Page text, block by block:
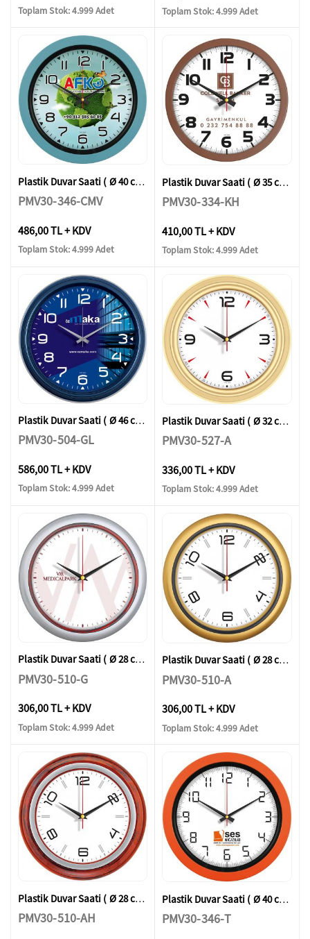
Toplam Stok: 4.999 Adet Toplam Stok: 4.999 Adet
Plastik Duvar Saati ( Ø 40 cm )
PMV30-346-CMV
486,00 TL + KDV
Toplam Stok: 4.999 Adet
Plastik Duvar Saati ( Ø 35 cm )
PMV30-334-KH
410,00 TL + KDV
Toplam Stok: 4.999 Adet
Plastik Duvar Saati ( Ø 46 cm )
PMV30-504-GL
586,00 TL + KDV
Toplam Stok: 4.999 Adet
Plastik Duvar Saati ( Ø 32 cm )
PMV30-527-A
336,00 TL + KDV
Toplam Stok: 4.999 Adet
Plastik Duvar Saati ( Ø 28 cm )
PMV30-510-G
306,00 TL + KDV
Toplam Stok: 4.999 Adet
Plastik Duvar Saati ( Ø 28 cm )
PMV30-510-A
306,00 TL + KDV
Toplam Stok: 4.999 Adet
Plastik Duvar Saati ( Ø 28 cm )
PMV30-510-AH
Plastik Duvar Saati ( Ø 40 cm )
PMV30-346-T